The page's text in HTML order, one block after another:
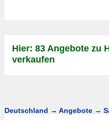
Hier: 83 Angebote zu
verkaufen
Deutschland → Angebote →